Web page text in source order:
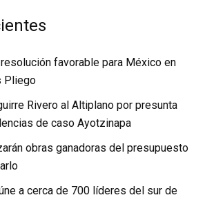
favorable para México en
Pliego
Rivero al Altiplano por presunta
de caso Ayotzinapa
obras ganadoras del presupuesto
a cerca de 700 líderes del sur de